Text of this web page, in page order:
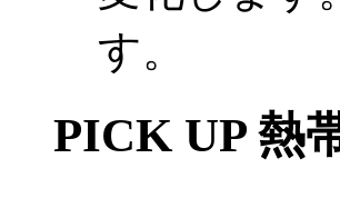
す。
PICK UP 熱